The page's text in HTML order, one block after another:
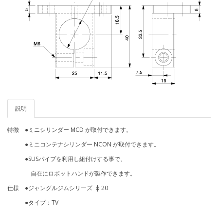
説明
特徴 ●ミニシリンダー MCD が取付できます。
●ミニコンテナシリンダー NCON が取付できます。
●SUSパイプを利用し組付けする事で、
自在にロボットハンドが製作できます。
仕様 ●ジャングルジムシリーズ ф 20
●タイプ：TV